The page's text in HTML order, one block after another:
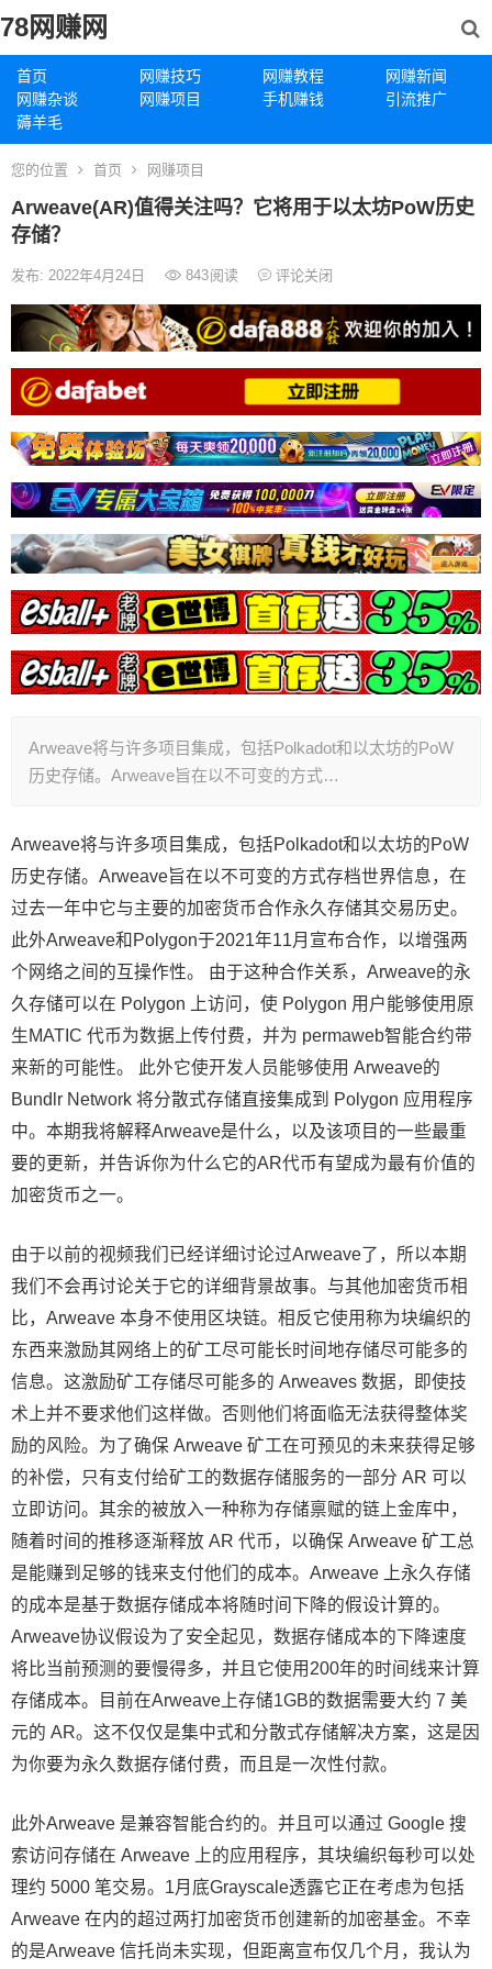
78网赚网
首页 网赚技巧 网赚教程
网赚新闻
网赚杂谈
网赚项目 手机赚钱
引流推广
薅羊毛
您的位置 首页 网赚项目
Arweave(AR)值得关注吗？它将用于以太坊PoW历史
存储？
发布: 2022年4月24日 843阅读 评论关闭
Arweave将与许多项目集成，包括Polkadot和以太坊的PoW
历史存储。Arweave旨在以不可变的方式…
Arweave将与许多项目集成，包括Polkadot和以太坊的PoW
历史存储。Arweave旨在以不可变的方式存档世界信息，在
过去一年中它与主要的加密货币合作永久存储其交易历史。
此外Arweave和Polygon于2021年11月宣布合作，以增强两
个网络之间的互操作性。 由于这种合作关系，Arweave的永
久存储可以在 Polygon 上访问，使 Polygon 用户能够使用原
生MATIC 代币为数据上传付费，并为 permaweb智能合约带
来新的可能性。 此外它使开发人员能够使用 Arweave的
Bundlr Network 将分散式存储直接集成到 Polygon 应用程序
中。本期我将解释Arweave是什么，以及该项目的一些最重
要的更新，并告诉你为什么它的AR代币有望成为最有价值的
加密货币之一。
由于以前的视频我们已经详细讨论过Arweave了，所以本期
我们不会再讨论关于它的详细背景故事。与其他加密货币相
比，Arweave 本身不使用区块链。相反它使用称为块编织的
东西来激励其网络上的矿工尽可能长时间地存储尽可能多的
信息。这激励矿工存储尽可能多的 Arweaves 数据，即使技
术上并不要求他们这样做。否则他们将面临无法获得整体奖
励的风险。为了确保 Arweave 矿工在可预见的未来获得足够
的补偿，只有支付给矿工的数据存储服务的一部分 AR 可以
立即访问。其余的被放入一种称为存储禀赋的链上金库中，
随着时间的推移逐渐释放 AR 代币，以确保 Arweave 矿工总
是能赚到足够的钱来支付他们的成本。Arweave 上永久存储
的成本是基于数据存储成本将随时间下降的假设计算的。
Arweave协议假设为了安全起见，数据存储成本的下降速度
将比当前预测的要慢得多，并且它使用200年的时间线来计算
存储成本。目前在Arweave上存储1GB的数据需要大约 7 美
元的 AR。这不仅仅是集中式和分散式存储解决方案，这是因
为你要为永久数据存储付费，而且是一次性付款。
此外Arweave 是兼容智能合约的。并且可以通过 Google 搜
索访问存储在 Arweave 上的应用程序，其块编织每秒可以处
理约 5000 笔交易。1月底Grayscale透露它正在考虑为包括
Arweave 在内的超过两打加密货币创建新的加密基金。不幸
的是Arweave 信托尚未实现，但距离宣布仅几个月，我认为